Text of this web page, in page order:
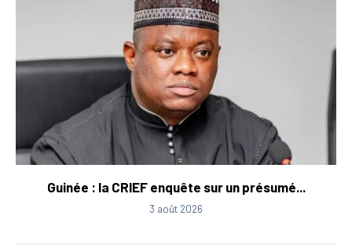
Guinée : la CRIEF enquête sur un présumé...
3 août 2026